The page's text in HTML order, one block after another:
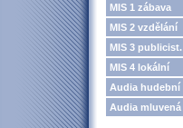
MIS 1 zábava
MIS 2 vzdělání
MIS 3 publicist.
MIS 4 lokální
Audia hudební
Audia mluvená